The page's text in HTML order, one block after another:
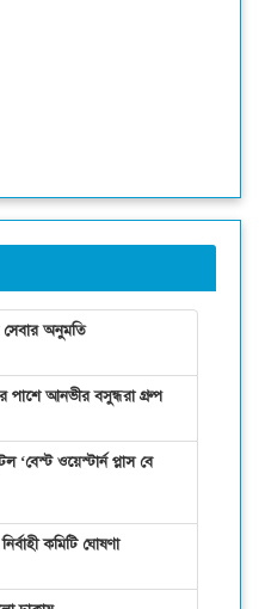
সেবার অনুমতি
পাশে আনভীর বসুন্ধরা গ্রুপ
‘বেস্ট ওয়েস্টার্ন প্লাস বে
কমিটি ঘোষণা